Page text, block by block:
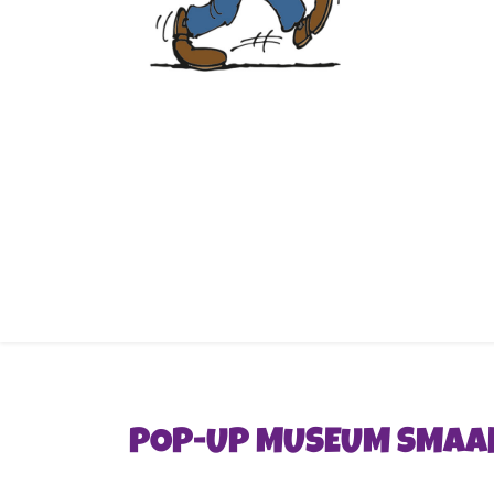
POP-UP MUSEUM